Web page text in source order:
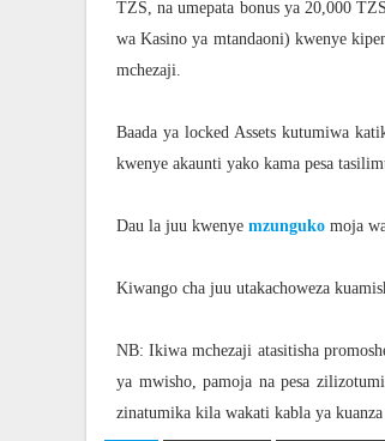
TZS, na umepata bonus ya 20,000
wa Kasino ya mtandaoni) kwenye
mchezaji.
Baada ya locked Assets kutumiwa
kwenye akaunti yako kama pesa
Dau la juu kwenye mzunguko moja
Kiwango cha juu utakachoweza
NB: Ikiwa mchezaji atasitisha
ya mwisho, pamoja na pesa
zinatumika kila wakati kabla ya